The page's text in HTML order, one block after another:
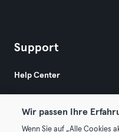
Support
Help Center
Wir passen Ihre
Wenn Sie auf „Alle Cookies